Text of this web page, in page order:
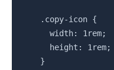
    .copy-icon {
      width: 1rem;
      height: 1rem;
    }